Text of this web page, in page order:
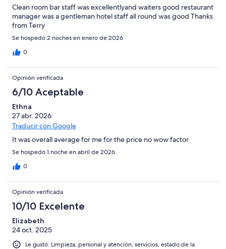
Clean room bar staff was excellentlyand waiters good restaurant
manager was a gentleman hotel staff all round was good Thanks
from Terry
Se hospedó 2 noches en enero de 2026
0
Opinión verificada
6/10 Aceptable
Ethna
27 abr. 2026
Traducir con Google
It was overall average for me for the price no wow factor
Se hospedó 1 noche en abril de 2026
0
Opinión verificada
10/10 Excelente
Elizabeth
24 oct. 2025
Le gustó: Limpieza, personal y atención, servicios, estado de la